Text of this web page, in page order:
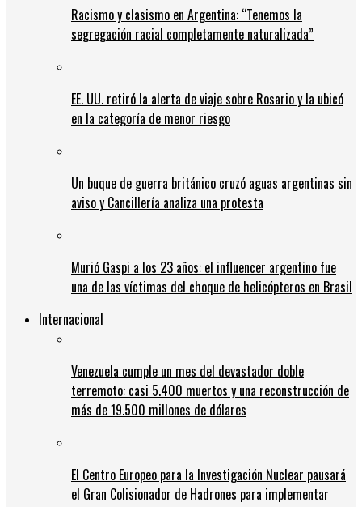
Racismo y clasismo en Argentina: “Tenemos la
segregación racial completamente naturalizada”
EE. UU. retiró la alerta de viaje sobre Rosario y la ubicó
en la categoría de menor riesgo
Un buque de guerra británico cruzó aguas argentinas sin
aviso y Cancillería analiza una protesta
Murió Gaspi a los 23 años: el influencer argentino fue
una de las víctimas del choque de helicópteros en Brasil
Internacional
Venezuela cumple un mes del devastador doble
terremoto: casi 5.400 muertos y una reconstrucción de
más de 19.500 millones de dólares
El Centro Europeo para la Investigación Nuclear pausará
el Gran Colisionador de Hadrones para implementar